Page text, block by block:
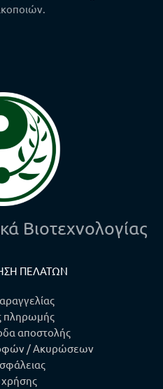
Βιοτεχνολογίας
ΠΕΛΑΤΩΝ
πληρωμής
αποστολής
/ Ακυρώσεων